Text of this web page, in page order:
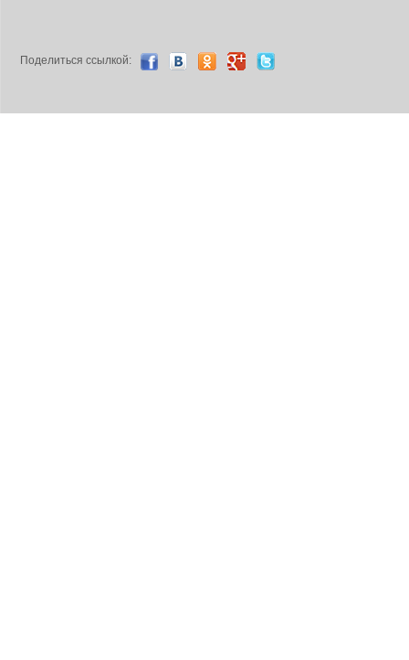
Поделиться ccылкой: